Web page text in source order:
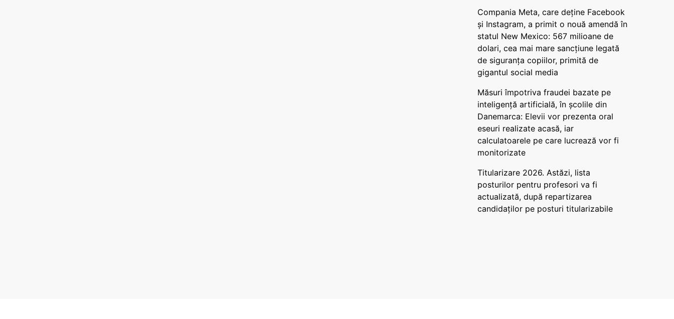
Compania Meta, care deține Facebook
și Instagram, a primit o nouă amendă în
statul New Mexico: 567 milioane de
dolari, cea mai mare sancțiune legată
de siguranța copiilor, primită de
gigantul social media
Măsuri împotriva fraudei bazate pe
inteligență artificială, în școlile din
Danemarca: Elevii vor prezenta oral
eseuri realizate acasă, iar
calculatoarele pe care lucrează vor fi
monitorizate
Titularizare 2026. Astăzi, lista
posturilor pentru profesori va fi
actualizată, după repartizarea
candidaților pe posturi titularizabile